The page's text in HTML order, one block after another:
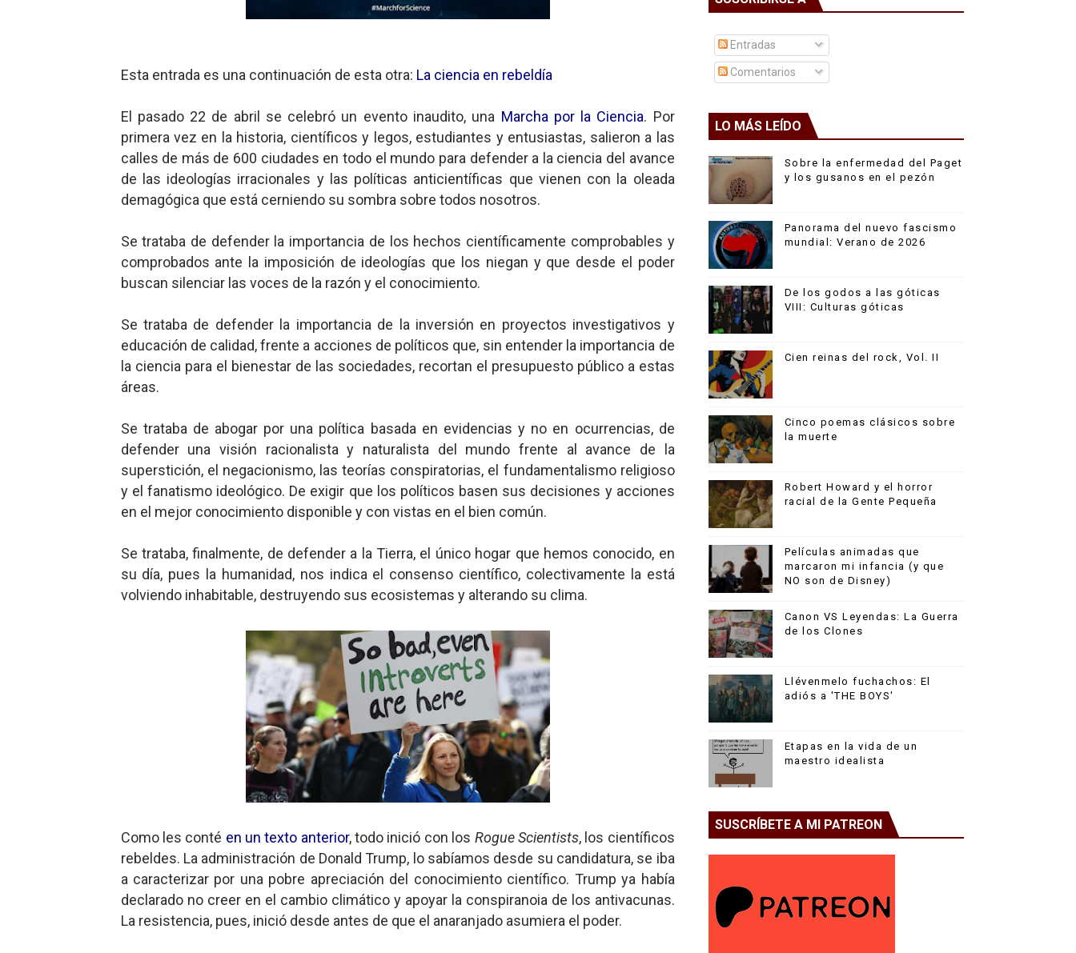
Gentile: Lo que debes entender sobre el fascismo
Llévenmelo fuchachos: El adiós a 'THE BOYS'
La falacia etimológica
Mario: La epopeya del fontanero - Parte II
Esta entrada es una continuación de esta otra: La ciencia en rebeldía
El pasado 22 de abril se celebró un evento inaudito, una Marcha por la Ciencia. Por
primera vez en la historia, científicos y legos, estudiantes y entusiastas, salieron a las
calles de más de 600 ciudades en todo el mundo para defender a la ciencia del avance
de las ideologías irracionales y las políticas anticientíficas que vienen con la oleada
demagógica que está cerniendo su sombra sobre todos nosotros.
Se trataba de defender la importancia de los hechos científicamente comprobables y
comprobados ante la imposición de ideologías que los niegan y que desde el poder
buscan silenciar las voces de la razón y el conocimiento.
Se trataba de defender la importancia de la inversión en proyectos investigativos y
educación de calidad, frente a acciones de políticos que, sin entender la importancia de
la ciencia para el bienestar de las sociedades, recortan el presupuesto público a estas
áreas.
Se trataba de abogar por una política basada en evidencias y no en ocurrencias, de
defender una visión racionalista y naturalista del mundo frente al avance de la
superstición, el negacionismo, las teorías conspiratorias, el fundamentalismo religioso
y el fanatismo ideológico. De exigir que los políticos basen sus decisiones y acciones
en el mejor conocimiento disponible y con vistas en el bien común.
Se trataba, finalmente, de defender a la Tierra, el único hogar que hemos conocido, en
su día, pues la humanidad, nos indica el consenso científico, colectivamente la está
volviendo inhabitable, destruyendo sus ecosistemas y alterando su clima.
Como les conté en un texto anterior, todo inició con los Rogue Scientists, los científicos
rebeldes. La administración de Donald Trump, lo sabíamos desde su candidatura, se iba
a caracterizar por una pobre apreciación del conocimiento científico. Trump ya había
declarado no creer en el cambio climático y apoyar la conspiranoia de los antivacunas.
La resistencia, pues, inició desde antes de que el anaranjado asumiera el poder.
Entradas
Comentarios
LO MÁS LEÍDO
Sobre la enfermedad del Paget
y los gusanos en el pezón
Panorama del nuevo fascismo
mundial: Verano de 2026
De los godos a las góticas
VIII: Culturas góticas
Cien reinas del rock, Vol. II
Cinco poemas clásicos sobre
la muerte
Robert Howard y el horror
racial de la Gente Pequeña
Películas animadas que
marcaron mi infancia (y que
NO son de Disney)
Canon VS Leyendas: La Guerra
de los Clones
Llévenmelo fuchachos: El
adiós a 'THE BOYS'
Etapas en la vida de un
maestro idealista
SUSCRÍBETE A MI PATREON